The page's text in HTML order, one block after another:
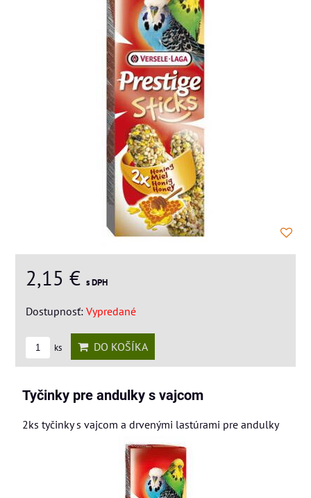
2,15 € s DPH
Dostupnosť: Vypredané
ks DO KOŠÍKA
Tyčinky pre andulky s vajcom
2ks tyčinky s vajcom a drvenými lastúrami pre andulky